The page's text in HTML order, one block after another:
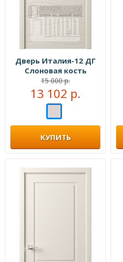
Дверь Италия-12 ДГ
Слоновая кость
15 000 р.
13 102 р.
КУПИТЬ